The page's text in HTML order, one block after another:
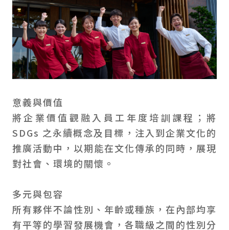
意義與價值
將企業價值觀融入員工年度培訓課程；將
SDGs 之永續概念及目標，注入到企業文化的
推廣活動中，以期能在文化傳承的同時，展現
對社會、環境的關懷。
多元與包容
所有夥伴不論性別、年齡或種族，在內部均享
有平等的學習發展機會，各職級之間的性別分